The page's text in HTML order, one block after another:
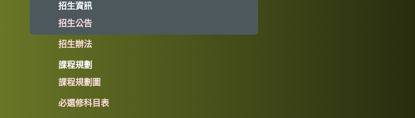
招生資訊
招生公告
招生辦法
課程規劃
課程規劃圖
必選修科目表